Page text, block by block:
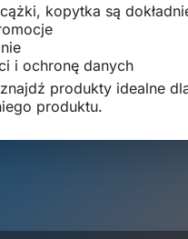
kopytka są
i ochronę danych
produkty idealne
produktu.